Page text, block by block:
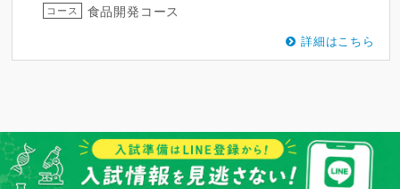
コース 食品開発コース
詳細はこちら